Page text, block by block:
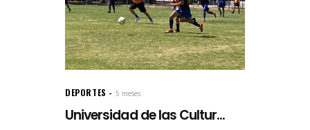
DEPORTES 5 meses.
Universidad de las Cultur...